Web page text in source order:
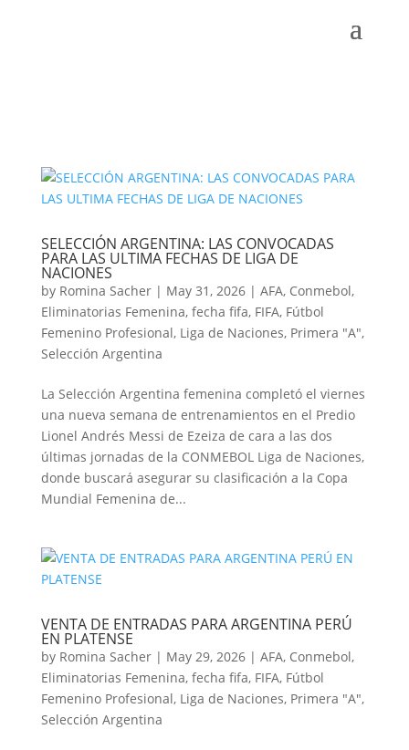
SELECCIÓN ARGENTINA: LAS CONVOCADAS
PARA LAS ULTIMA FECHAS DE LIGA DE
NACIONES
by Romina Sacher| May 31, 2026| AFA, Conmebol,
Eliminatorias Femenina, fecha fifa, FIFA, Fútbol
Femenino Profesional, Liga de Naciones, Primera "A",
Selección Argentina
La Selección Argentina femenina completó el viernes
una nueva semana de entrenamientos en el Predio
Lionel Andrés Messi de Ezeiza de cara a las dos
últimas jornadas de la CONMEBOL Liga de Naciones,
donde buscará asegurar su clasificación a la Copa
Mundial Femenina de...
VENTA DE ENTRADAS PARA ARGENTINA PERÚ
EN PLATENSE
by Romina Sacher| May 29, 2026| AFA, Conmebol,
Eliminatorias Femenina, fecha fifa, FIFA, Fútbol
Femenino Profesional, Liga de Naciones, Primera "A",
Selección Argentina